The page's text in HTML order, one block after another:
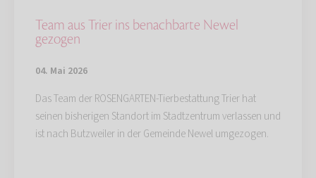
Team aus Trier ins benachbarte Newel
gezogen
04. Mai 2026
Das Team der ROSENGARTEN-Tierbestattung Trier hat
seinen bisherigen Standort im Stadtzentrum verlassen und
ist nach Butzweiler in der Gemeinde Newel umgezogen.